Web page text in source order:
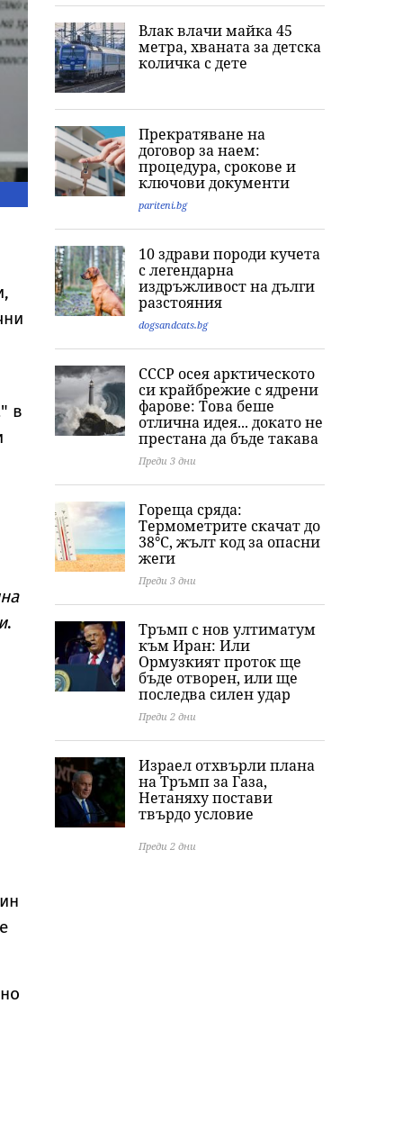
в
.
Влак влачи майка 45
метра, хваната за детска
количка с дете
Прекратяване на
договор за наем:
процедура, срокове и
ключови документи
pariteni.bg
10 здрави породи кучета
с легендарна
издръжливост на дълги
разстояния
dogsandcats.bg
СССР осея арктическото
си крайбрежие с ядрени
фарове: Това беше
отлична идея... докато не
престана да бъде такава
Преди 3 дни
Гореща сряда:
Термометрите скачат до
38°C, жълт код за опасни
жеги
Преди 3 дни
Тръмп с нов ултиматум
към Иран: Или
Ормузкият проток ще
бъде отворен, или ще
последва силен удар
Преди 2 дни
Израел отхвърли плана
на Тръмп за Газа,
Нетаняху постави
твърдо условие
Преди 2 дни